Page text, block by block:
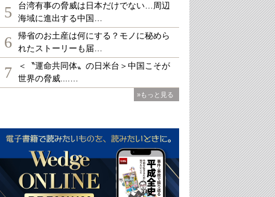
5
台湾有事の脅威は日本だけでない…周辺
海域に進出する中国…
6
帰省のお土産は何にする？モノに秘めら
れたストーリーも届…
7
＜〝運命共同体〟の日米台＞中国こそが
世界の脅威....…
»もっと見る